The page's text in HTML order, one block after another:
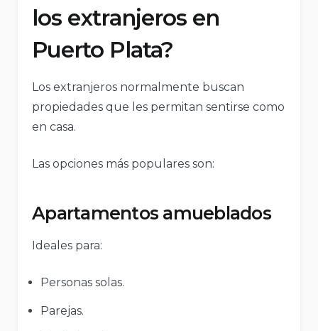
los extranjeros en
Puerto Plata?
Los extranjeros normalmente buscan
propiedades que les permitan sentirse como
en casa.
Las opciones más populares son:
Apartamentos amueblados
Ideales para:
Personas solas.
Parejas.